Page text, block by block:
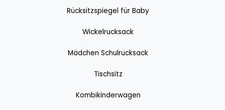
Rücksitzspiegel für Baby
Wickelrucksack
Mädchen Schulrucksack
Tischsitz
Kombikinderwagen